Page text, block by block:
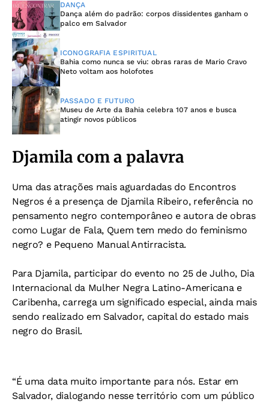
DANÇA
Dança além do padrão: corpos dissidentes ganham o
palco em Salvador
ICONOGRAFIA ESPIRITUAL
Bahia como nunca se viu: obras raras de Mario Cravo
Neto voltam aos holofotes
PASSADO E FUTURO
Museu de Arte da Bahia celebra 107 anos e busca
atingir novos públicos
Djamila com a palavra
Uma das atrações mais aguardadas do Encontros
Negros é a presença de Djamila Ribeiro, referência no
pensamento negro contemporâneo e autora de obras
como Lugar de Fala, Quem tem medo do feminismo
negro? e Pequeno Manual Antirracista.
Para Djamila, participar do evento no 25 de Julho, Dia
Internacional da Mulher Negra Latino-Americana e
Caribenha, carrega um significado especial, ainda mais
sendo realizado em Salvador, capital do estado mais
negro do Brasil.
“É uma data muito importante para nós. Estar em
Salvador, dialogando nesse território com um público